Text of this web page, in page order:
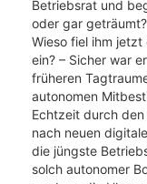
Betriebsrat und
oder gar
Wieso fiel ihm
ein? – Sicher war
früheren
autonomen
Echtzeit durch
nach neuen
die jüngste
solch autonomer